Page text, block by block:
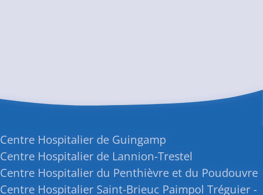
Centre Hospitalier de Guingamp
Centre Hospitalier de Lannion-Trestel
Centre Hospitalier du Penthièvre et du Poudouvre
Centre Hospitalier Saint-Brieuc Paimpol Tréguier -